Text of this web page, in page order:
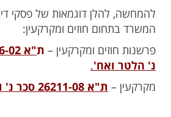
להמחשה, להלן דוגמאות של פסקי
המשרד בתחום חוזים ומקרקעין:
פרשנות חוזים ומקרקעין – ת
נ' הלטר ואח'.
מקרקעין – ת"א 26211-08 סכר נ' ובר